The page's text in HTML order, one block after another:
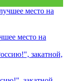
место на